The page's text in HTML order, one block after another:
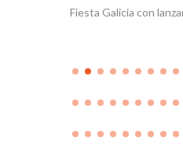
Fiesta Galicia con